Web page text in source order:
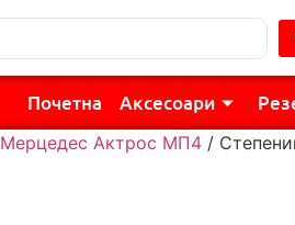
Почетна Аксесоари
Мерцедес Актрос МП4 /